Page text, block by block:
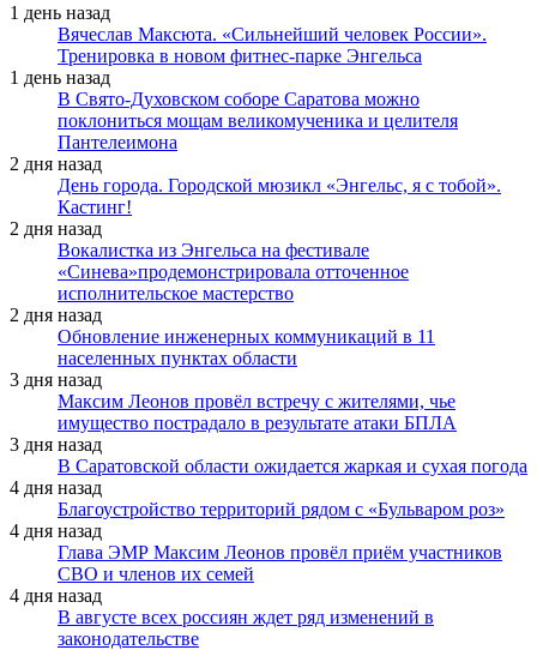
1 день назад
Вячеслав Максюта. «Сильнейший человек России».
Тренировка в новом фитнес-парке Энгельса
1 день назад
В Свято-Духовском соборе Саратова можно
поклониться мощам великомученика и целителя
Пантелеимона
2 дня назад
День города. Городской мюзикл «Энгельс, я с тобой».
Кастинг!
2 дня назад
Вокалистка из Энгельса на фестивале
«Синева»продемонстрировала отточенное
исполнительское мастерство
2 дня назад
Обновление инженерных коммуникаций в 11
населенных пунктах области
3 дня назад
Максим Леонов провёл встречу с жителями, чье
имущество пострадало в результате атаки БПЛА
3 дня назад
В Саратовской области ожидается жаркая и сухая погода
4 дня назад
Благоустройство территорий рядом с «Бульваром роз»
4 дня назад
Глава ЭМР Максим Леонов провёл приём участников
СВО и членов их семей
4 дня назад
В августе всех россиян ждет ряд изменений в
законодательстве